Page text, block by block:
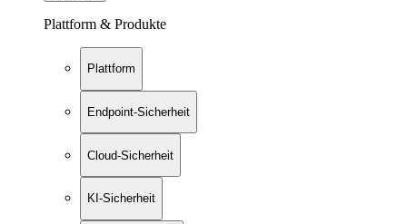
Plattform & Produkte
Plattform
Endpoint-Sicherheit
Cloud-Sicherheit
KI-Sicherheit